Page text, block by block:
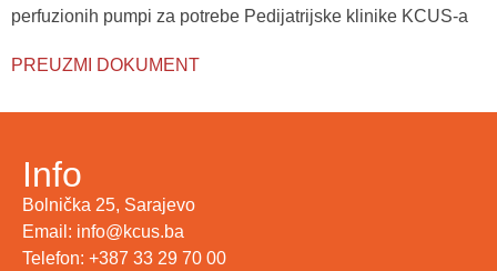
perfuzionih pumpi za potrebe Pedijatrijske klinike KCUS-a
PREUZMI DOKUMENT
Info
Bolnička 25, Sarajevo
Email: info@kcus.ba
Telefon: +387 33 29 70 00